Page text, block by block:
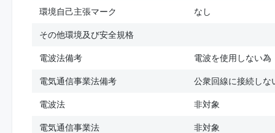
環境自己主張マーク
なし
その他環境及び安全規格
電波法備考
電波を使用しない為
電気通信事業法備考
公衆回線に接続しな
電波法
非対象
電気通信事業法
非対象